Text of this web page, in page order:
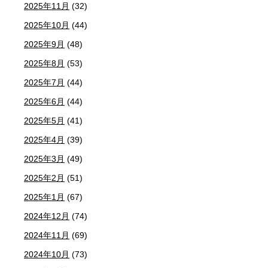
2025年11月 (32)
2025年10月 (44)
2025年9月 (48)
2025年8月 (53)
2025年7月 (44)
2025年6月 (44)
2025年5月 (41)
2025年4月 (39)
2025年3月 (49)
2025年2月 (51)
2025年1月 (67)
2024年12月 (74)
2024年11月 (69)
2024年10月 (73)